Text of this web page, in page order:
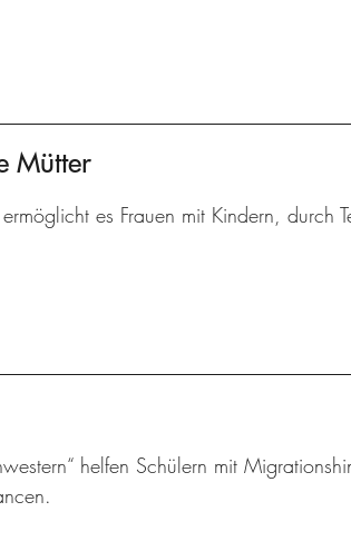
Mütter
es Frauen mit Kindern, durch
helfen Schülern mit